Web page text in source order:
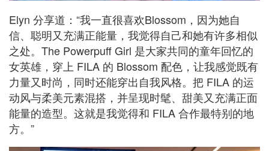
Elyn 分享道：“我一直很喜欢Blossom，因为她自
信、聪明又充满正能量，我觉得自己和她有许多相似
之处。The Powerpuff Girl 是大家共同的童年回忆的
女英雄，穿上 FILA 的 Blossom 配色，让我感觉既有
力量又时尚，同时还能穿出自我风格。把 FILA 的运
动风与柔美元素混搭，并呈现时髦、甜美又充满正面
能量的造型。这就是我觉得和 FILA 合作最特别的地
方。”